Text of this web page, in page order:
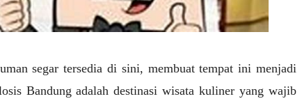
segar tersedia di sini, membuat tempat ini menjadi
Bandung adalah destinasi wisata kuliner yang wajib